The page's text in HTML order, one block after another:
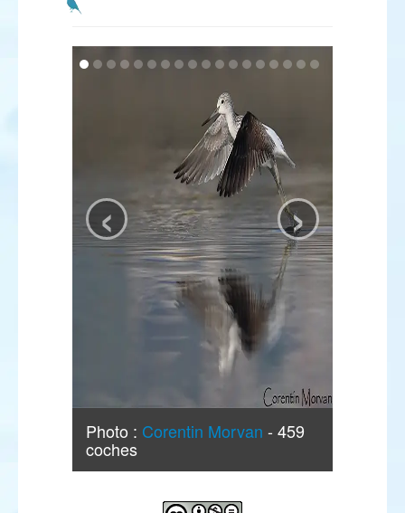
Photo : Corentin Morvan - 459
coches
‹ ›